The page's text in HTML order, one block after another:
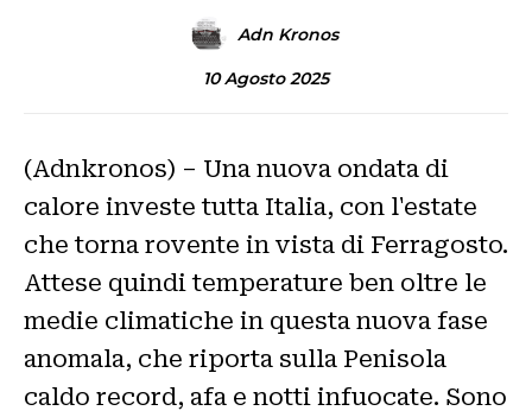
Adn Kronos
10 Agosto 2025
(Adnkronos) – Una nuova ondata di
calore investe tutta Italia, con l'estate
che torna rovente in vista di Ferragosto.
Attese quindi temperature ben oltre le
medie climatiche in questa nuova fase
anomala, che riporta sulla Penisola
caldo record, afa e notti infuocate. Sono